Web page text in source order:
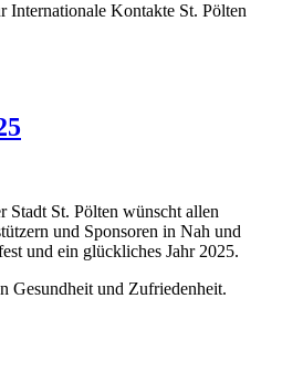
Internationale Kontakte St. Pölten
Stadt St. Pölten wünscht allen
und Sponsoren in Nah und
und ein glückliches Jahr 2025.
Gesundheit und Zufriedenheit.